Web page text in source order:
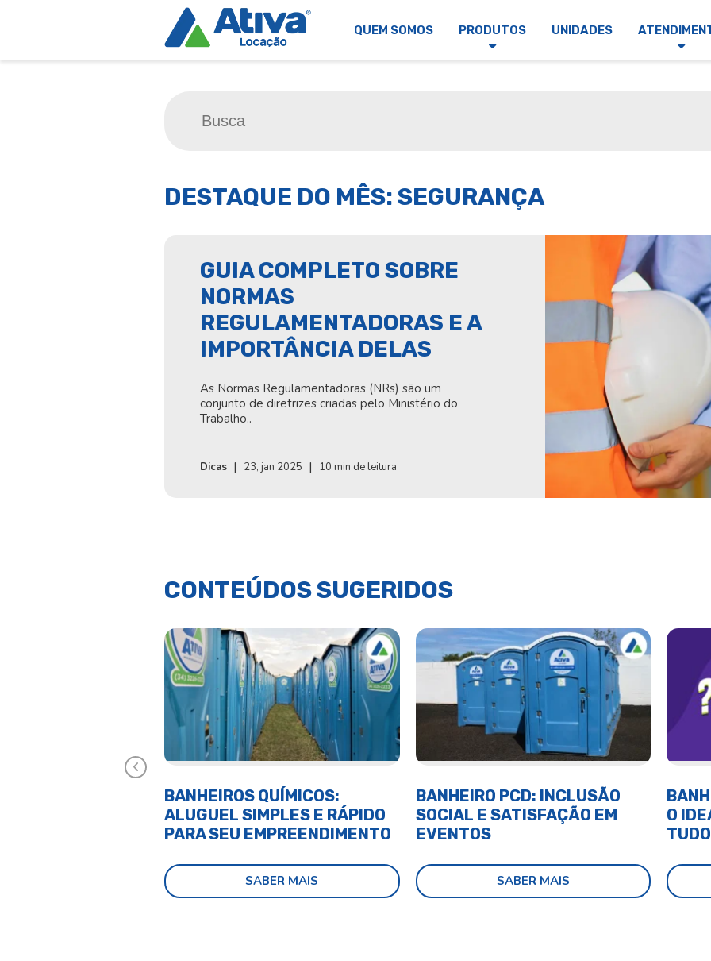
QUEM SOMOS PRODUTOS UNIDADES
DESTAQUE DO MÊS: SEGURANÇA
GUIA COMPLETO SOBRE
NORMAS
REGULAMENTADORAS E A
IMPORTÂNCIA DELAS
As Normas Regulamentadoras (NRs) são um
conjunto de diretrizes criadas pelo Ministério do
Trabalho..
Dicas | 23, jan 2025 | 10 min de leitura
CONTEÚDOS SUGERIDOS
BANHEIROS QUÍMICOS:
ALUGUEL SIMPLES E RÁPIDO
PARA SEU EMPREENDIMENTO
SABER MAIS
BANHEIRO PCD: INCLUSÃO
SOCIAL E SATISFAÇÃO EM
EVENTOS
SABER MAIS
O
Anterior